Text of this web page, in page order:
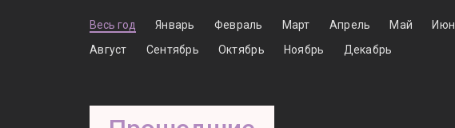
Весь год Январь Февраль Март Апрель Май
Август
Сентябрь Октябрь Ноябрь Декабрь